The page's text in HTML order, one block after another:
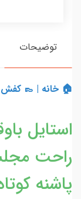
توضیحات
🏠 خانه | 👞 کفش
استایل
راحت
پاشنه